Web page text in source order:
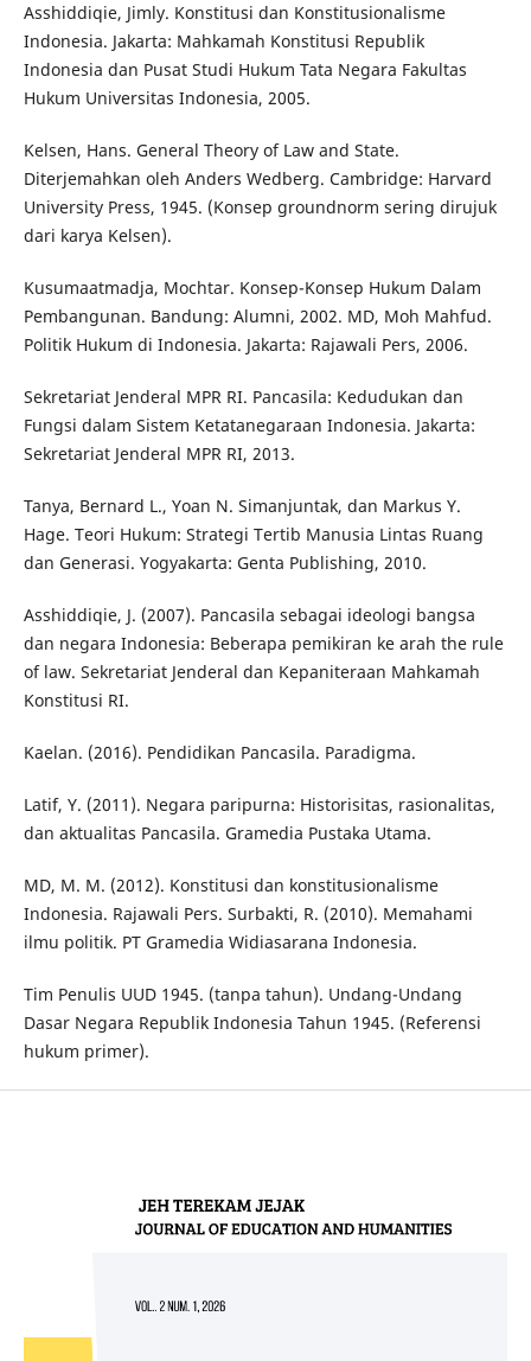
Asshiddiqie, Jimly. Konstitusi dan Konstitusionalisme
Indonesia. Jakarta: Mahkamah Konstitusi Republik
Indonesia dan Pusat Studi Hukum Tata Negara Fakultas
Hukum Universitas Indonesia, 2005.
Kelsen, Hans. General Theory of Law and State.
Diterjemahkan oleh Anders Wedberg. Cambridge: Harvard
University Press, 1945. (Konsep groundnorm sering dirujuk
dari karya Kelsen).
Kusumaatmadja, Mochtar. Konsep-Konsep Hukum Dalam
Pembangunan. Bandung: Alumni, 2002. MD, Moh Mahfud.
Politik Hukum di Indonesia. Jakarta: Rajawali Pers, 2006.
Sekretariat Jenderal MPR RI. Pancasila: Kedudukan dan
Fungsi dalam Sistem Ketatanegaraan Indonesia. Jakarta:
Sekretariat Jenderal MPR RI, 2013.
Tanya, Bernard L., Yoan N. Simanjuntak, dan Markus Y.
Hage. Teori Hukum: Strategi Tertib Manusia Lintas Ruang
dan Generasi. Yogyakarta: Genta Publishing, 2010.
Asshiddiqie, J. (2007). Pancasila sebagai ideologi bangsa
dan negara Indonesia: Beberapa pemikiran ke arah the rule
of law. Sekretariat Jenderal dan Kepaniteraan Mahkamah
Konstitusi RI.
Kaelan. (2016). Pendidikan Pancasila. Paradigma.
Latif, Y. (2011). Negara paripurna: Historisitas, rasionalitas,
dan aktualitas Pancasila. Gramedia Pustaka Utama.
MD, M. M. (2012). Konstitusi dan konstitusionalisme
Indonesia. Rajawali Pers. Surbakti, R. (2010). Memahami
ilmu politik. PT Gramedia Widiasarana Indonesia.
Tim Penulis UUD 1945. (tanpa tahun). Undang-Undang
Dasar Negara Republik Indonesia Tahun 1945. (Referensi
hukum primer).